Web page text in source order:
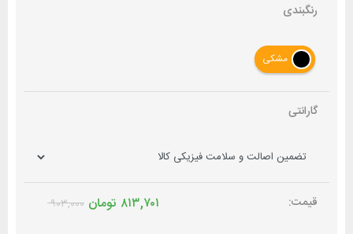
رنگبندی
مشکی
گارانتی
۹۰۳,۰۰۰ تومان ۸۱۳,۷۰۱